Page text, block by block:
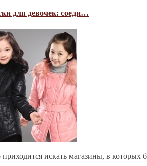
для девочек: соеди…
приходится искать магазины, в